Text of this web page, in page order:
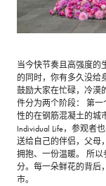
当今快节奏且高强度的
的同时，你有多久没给
鼓励大家在忙碌，冷漠
件分为两个阶段： 第一
性的在钢筋混凝土的城
Individual Life，参观者
送给自己的伴侣，父母
拥抱、一份温暖。 所
分。每一朵鲜花的背后
市。